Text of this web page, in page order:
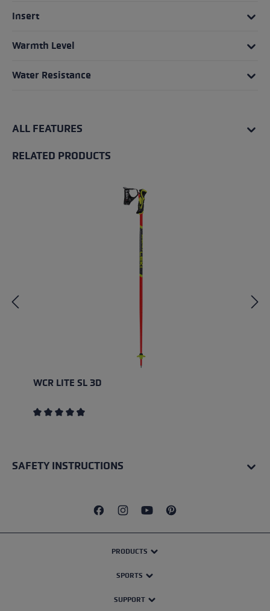
Insert
Warmth Level
Water Resistance
ALL FEATURES
RELATED PRODUCTS
WCR LITE SL 3D
SAFETY INSTRUCTIONS
PRODUCTS
SPORTS
SUPPORT